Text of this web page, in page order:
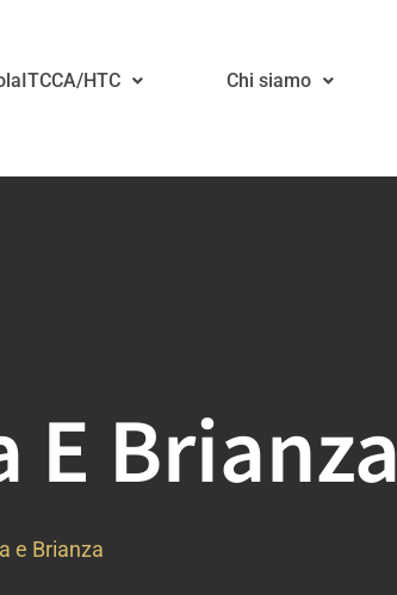
HTC Chi siamo
E Brianza
e Brianza